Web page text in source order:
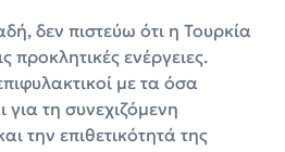
δεν πιστεύω ότι η Τουρκία
προκλητικές ενέργειες.
με τα όσα
τη συνεχιζόμενη
την επιθετικότητά της